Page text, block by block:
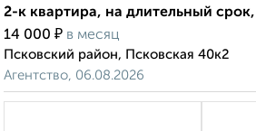
2-к квартира, на длительный
14 000 ₽ в месяц
Псковский район, Псковская 40к2
Агентство, 06.08.2026